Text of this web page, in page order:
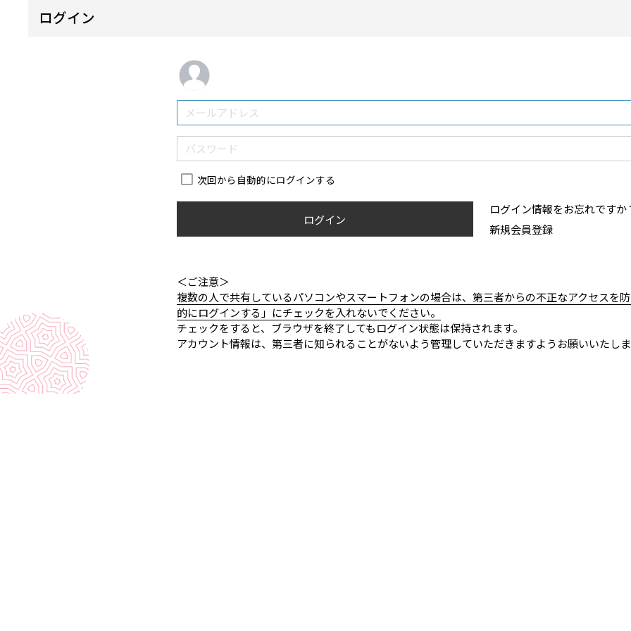
ログイン
次回から自動的にログインする
ログイン
ログイン情報をお忘れですか
新規会員登録
＜ご注意＞
複数の人で共有しているパソコンやスマートフォンの場合は、第三者からの不正なアクセスを
的にログインする」にチェックを入れないでください。
チェックをすると、ブラウザを終了してもログイン状態は保持されます。
アカウント情報は、第三者に知られることがないよう管理していただきますようお願いいたし